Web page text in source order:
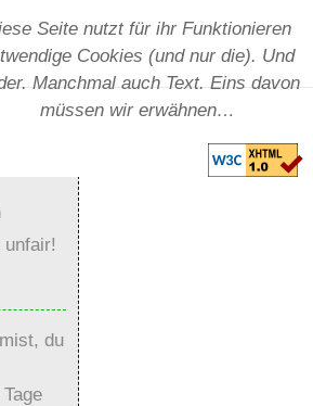
Seite nutzt für ihr Funktionieren
Cookies (und nur die). Und
Manchmal auch Text. Eins davon
müssen wir erwähnen…
in
alle
du